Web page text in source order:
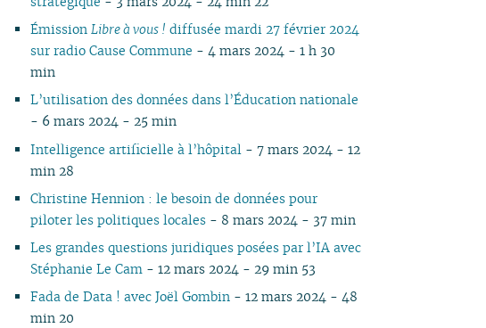
04
02
02
02
01
01
03
03
01
ÉmissionLibre à vous ! diffusée mardi 27 février 2024
sur radio Cause Commune - 4 mars 2024 - 1 h 30
min
L’utilisation des données dans l’Éducation nationale
- 6 mars 2024 - 25 min
Intelligence artificielle à l’hôpital - 7 mars 2024 - 12
min 28
Christine Hennion : le besoin de données pour
piloter les politiques locales - 8 mars 2024 - 37 min
Les grandes questions juridiques posées par l’IA avec
Stéphanie Le Cam - 12 mars 2024 - 29 min 53
Fada de Data ! avec Joël Gombin - 12 mars 2024 - 48
min 20